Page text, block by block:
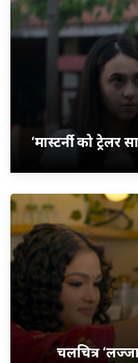
‘मास्टर्नी’ को ट्रेलर
चलचित्र